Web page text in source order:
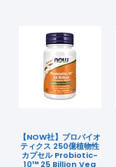
【NOW社】プロバイオ
ティクス 250億植物性
カプセル Probiotic-
10™ 25 Billion Veg